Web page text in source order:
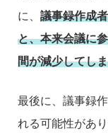
に、 議事録作成
と、本来会議に
間が減少してし
最後に、議事録
れる可能性があ